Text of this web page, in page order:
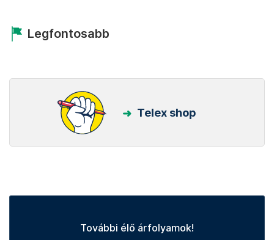
Legfontosabb
Telex shop
További élő árfolyamok!